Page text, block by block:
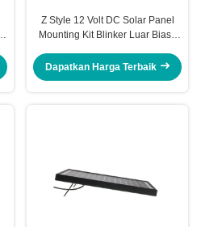
Z Style 12 Volt DC Solar Panel
Mounting Kit Blinker Luar Biasa
Dapatkan Harga Terbaik